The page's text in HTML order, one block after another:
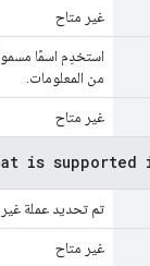
غير متاح
استخدِم اسمًا
من المعلومات.
غير متاح
is
تم تحديد عملة غير
غير متاح